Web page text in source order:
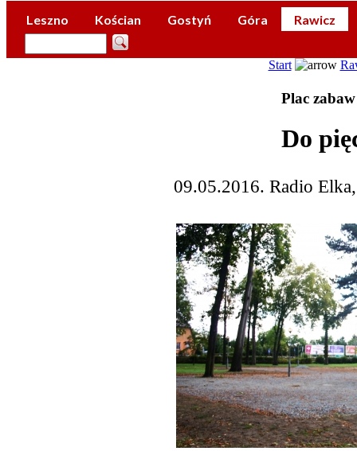
Leszno Kościan Gostyń Góra Rawicz
Start
Plac
Do
09.05.2016. Radio